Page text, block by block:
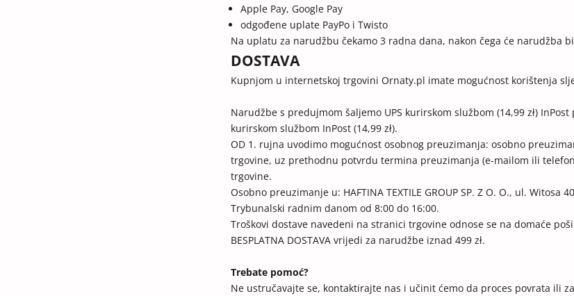
Apple Pay, Google Pay
odgođene uplate PayPo i Twisto
Na uplatu za narudžbu čekamo 3 radna dana, nakon čega će narudžba
DOSTAVA
Kupnjom u internetskoj trgovini Ornaty.pl imate mogućnost
Narudžbe s predujmom šaljemo UPS kurirskom službom (14,99 zł)
kurirskom službom InPost (14,99 zł).
OD 1. rujna uvodimo mogućnost osobnog preuzimanja: osobno
trgovine, uz prethodnu potvrdu termina preuzimanja (e-mailom ili
trgovine.
Osobno preuzimanje u: HAFTINA TEXTILE GROUP SP. Z O. O., ul. Witosa
Trybunalski radnim danom od 8:00 do 16:00.
Troškovi dostave navedeni na stranici trgovine odnose se na domaće
BESPLATNA DOSTAVA vrijedi za narudžbe iznad 499 zł.
Trebate pomoć?
Ne ustručavajte se, kontaktirajte nas i učinit ćemo da proces povrata ili